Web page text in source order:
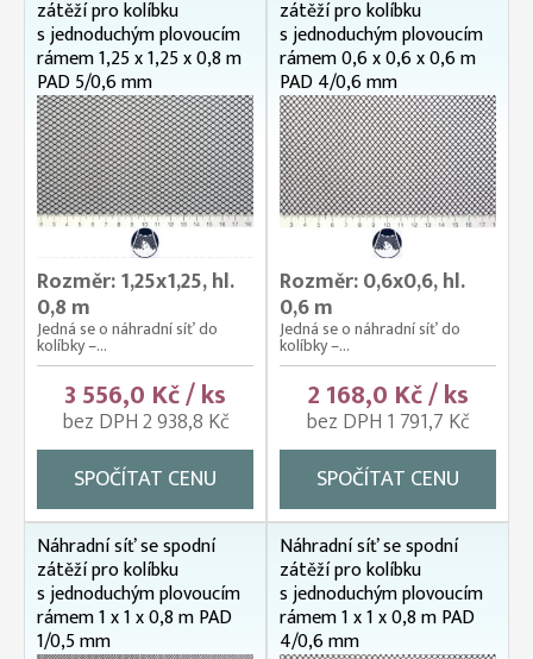
zátěží pro kolíbku
s jednoduchým plovoucím
rámem 1,25 x 1,25 x 0,8 m
PAD 5/0,6 mm
Rozměr: 1,25x1,25, hl.
0,8 m
Jedná se o náhradní síť do
kolíbky –...
3 556,0 Kč / ks
bez DPH 2 938,8 Kč
SPOČÍTAT CENU
zátěží pro kolíbku
s jednoduchým plovoucím
rámem 0,6 x 0,6 x 0,6 m
PAD 4/0,6 mm
Rozměr: 0,6x0,6, hl.
0,6 m
Jedná se o náhradní síť do
kolíbky –...
2 168,0 Kč / ks
bez DPH 1 791,7 Kč
SPOČÍTAT CENU
Náhradní síť se spodní
zátěží pro kolíbku
s jednoduchým plovoucím
rámem 1 x 1 x 0,8 m PAD
1/0,5 mm
Náhradní síť se spodní
zátěží pro kolíbku
s jednoduchým plovoucím
rámem 1 x 1 x 0,8 m PAD
4/0,6 mm